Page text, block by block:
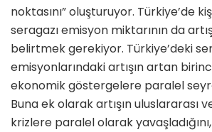
noktasını” oluşturuyor. Türkiye’de
seragazı emisyon miktarı­nın da
belirtmek gerekiyor. Türkiye’deki
emisyonlarındaki artışın artan
ekonomik göster­gelere paralel
Buna ek olarak artışın uluslararası
krizlere paralel olarak